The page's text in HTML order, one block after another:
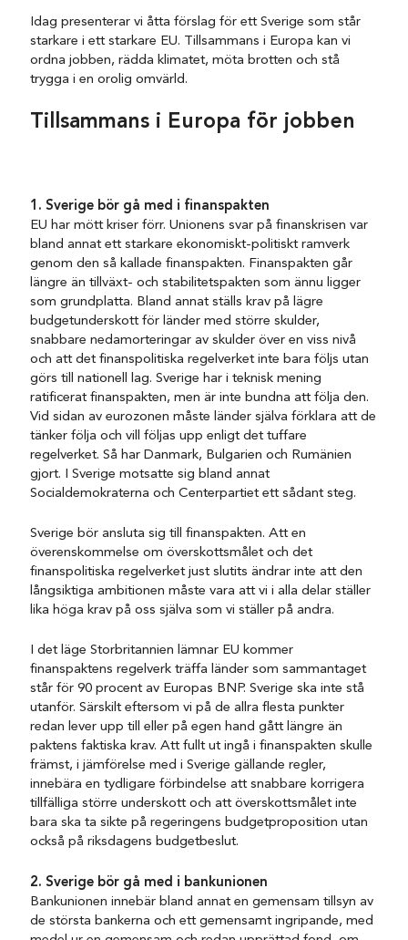
Idag presenterar vi åtta förslag för ett Sverige som står
starkare i ett starkare EU. Tillsammans i Europa kan vi
ordna jobben, rädda klimatet, möta brotten och stå
trygga i en orolig omvärld.
Tillsammans i Europa för jobben
1. Sverige bör gå med i finanspakten
EU har mött kriser förr. Unionens svar på finanskrisen var
bland annat ett starkare ekonomiskt-politiskt ramverk
genom den så kallade finanspakten. Finanspakten går
längre än tillväxt- och stabilitetspakten som ännu ligger
som grundplatta. Bland annat ställs krav på lägre
budgetunderskott för länder med större skulder,
snabbare nedamorteringar av skulder över en viss nivå
och att det finanspolitiska regelverket inte bara följs utan
görs till nationell lag. Sverige har i teknisk mening
ratificerat finanspakten, men är inte bundna att följa den.
Vid sidan av eurozonen måste länder själva förklara att de
tänker följa och vill följas upp enligt det tuffare
regelverket. Så har Danmark, Bulgarien och Rumänien
gjort. I Sverige motsatte sig bland annat
Socialdemokraterna och Centerpartiet ett sådant steg.
Sverige bör ansluta sig till finanspakten. Att en
överenskommelse om överskottsmålet och det
finanspolitiska regelverket just slutits ändrar inte att den
långsiktiga ambitionen måste vara att vi i alla delar ställer
lika höga krav på oss själva som vi ställer på andra.
I det läge Storbritannien lämnar EU kommer
finanspaktens regelverk träffa länder som sammantaget
står för 90 procent av Europas BNP. Sverige ska inte stå
utanför. Särskilt eftersom vi på de allra flesta punkter
redan lever upp till eller på egen hand gått längre än
paktens faktiska krav. Att fullt ut ingå i finanspakten skulle
främst, i jämförelse med i Sverige gällande regler,
innebära en tydligare förbindelse att snabbare korrigera
tillfälliga större underskott och att överskottsmålet inte
bara ska ta sikte på regeringens budgetproposition utan
också på riksdagens budgetbeslut.
2. Sverige bör gå med i bankunionen
Bankunionen innebär bland annat en gemensam tillsyn av
de största bankerna och ett gemensamt ingripande, med